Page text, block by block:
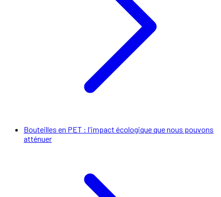
Bouteilles en PET : l'impact écologique que nous pouvons
atténuer